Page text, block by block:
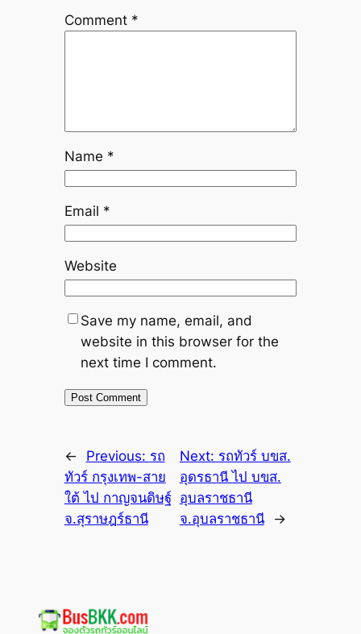
Comment *
Name *
Email *
Website
Save my name, email, and
website in this browser for the
next time I comment.
← Previous: รถ
ทัวร์ กรุงเทพ-สาย
ใต้ ไป กาญจนดิษฐ์
จ.สุราษฎร์ธานี
Next: รถทัวร์ บขส.
อุดรธานี ไป บขส.
อุบลราชธานี
จ.อุบลราชธานี
→